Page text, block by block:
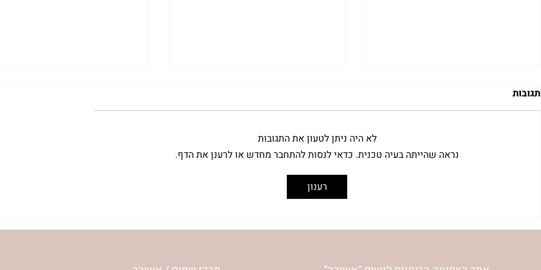
מתגעגעות לבית המפגש,
השיעור לתשעה באב | הר'
תגובות
לא היה ניתן לטעון את התגובות
נראה שהייתה בעיה טכנית. כדאי לנסות להתחבר מחדש או לרענן את הדף.
רענון